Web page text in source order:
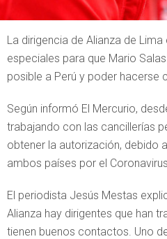
La dirigencia de Alianza de
especiales para que Mario
posible a Perú y poder hacerse
Según informó El Mercurio,
trabajando con las cancillerías
obtener la autorización, debido
ambos países por el
El periodista Jesús Mestas
Alianza hay dirigentes que han
tienen buenos contactos. Uno